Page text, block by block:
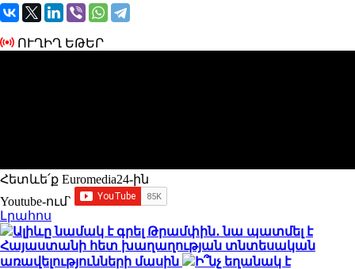
ՈՒՂԻՂ ԵԹԵՐ
Հետևե՛ք Euromedia24-ին
Youtube-ում`
Լրահոս
Ալիևը նամակ է գրել Թրամփին․ նա պատմել է
Հայաստանի հետ խաղաղության տնտեսական
առավելությունների մասին
Ի՞նչ եղանակ է